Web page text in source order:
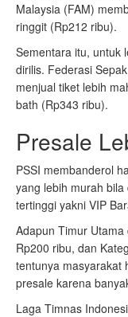
Malaysia (FAM)
ringgit (Rp212 ribu).
Sementara itu, untuk
dirilis. Federasi
menjual tiket lebih
bath (Rp343 ribu).
Presale
PSSI membanderol
yang lebih murah
tertinggi yakni VIP
Adapun Timur
Rp200 ribu, dan
tentunya masyarakat
presale karena
Laga Timnas